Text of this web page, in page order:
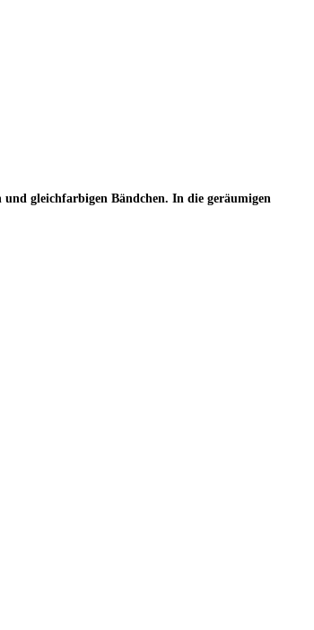
gleichfarbigen Bändchen. In die geräumigen